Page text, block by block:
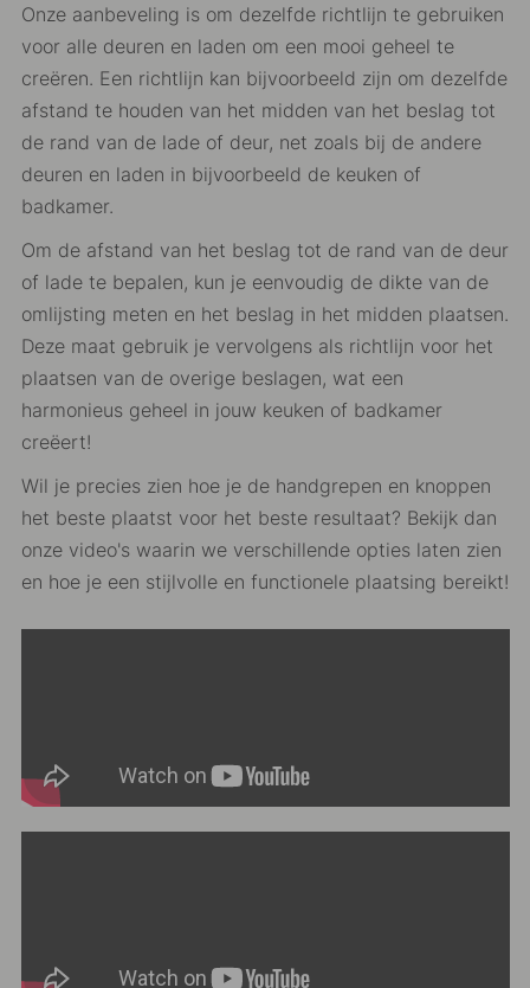
Onze aanbeveling is om dezelfde richtlijn te gebruiken
voor alle deuren en laden om een mooi geheel te
creëren. Een richtlijn kan bijvoorbeeld zijn om dezelfde
afstand te houden van het midden van het beslag tot
de rand van de lade of deur, net zoals bij de andere
deuren en laden in bijvoorbeeld de keuken of
badkamer.
Om de afstand van het beslag tot de rand van de deur
of lade te bepalen, kun je eenvoudig de dikte van de
omlijsting meten en het beslag in het midden plaatsen.
Deze maat gebruik je vervolgens als richtlijn voor het
plaatsen van de overige beslagen, wat een
harmonieus geheel in jouw keuken of badkamer
creëert!
Wil je precies zien hoe je de handgrepen en knoppen
het beste plaatst voor het beste resultaat? Bekijk dan
onze video's waarin we verschillende opties laten zien
en hoe je een stijlvolle en functionele plaatsing bereikt!